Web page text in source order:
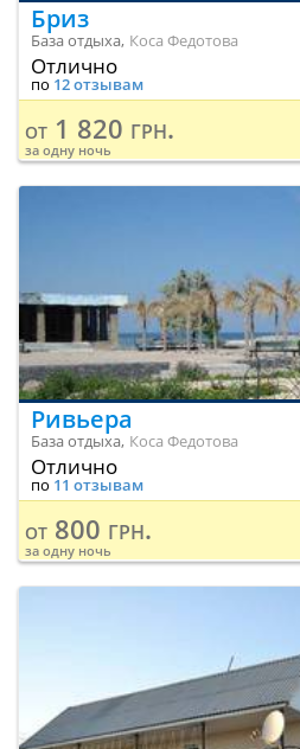
Бриз
База отдыха, Коса Федотова
Отлично
по 12 отзывам
от 1 820 грн.
за одну ночь
Ривьера
База отдыха, Коса Федотова
Отлично
по 11 отзывам
от 800 грн.
за одну ночь